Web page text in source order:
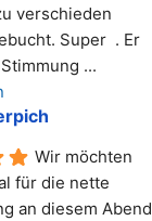
verschieden
Super  . Er
Wir möchten
für die nette
an diesem Abend